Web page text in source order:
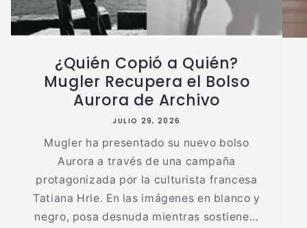
¿Quién Copió a Quién?
Mugler Recupera el Bolso
Aurora de Archivo
JULIO 29, 2026
Mugler ha presentado su nuevo bolso
Aurora a través de una campaña
protagonizada por la culturista francesa
Tatiana Hrle. En las imágenes en blanco y
negro, posa desnuda mientras sostiene...